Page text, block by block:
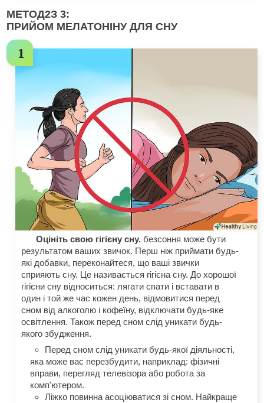
МЕТОД2З 3:
ПРИЙОМ МЕЛАТОНІНУ ДЛЯ СНУ
Оцініть свою гігієну сну. безсоння може бути
результатом ваших звичок. Перш ніж приймати будь-
які добавки, переконайтеся, що ваші звички
сприяють сну. Це називається гігієна сну. До хорошої
гігієни сну відноситься: лягати спати і вставати в
один і той же час кожен день, відмовитися перед
сном від алкоголю і кофеїну, відключати будь-яке
освітлення. Також перед сном слід уникати будь-
якого збудження.
Перед сном слід уникати будь-якої діяльності,
яка може вас перезбудити, наприклад: фізичні
вправи, перегляд телевізора або робота за
комп'ютером.
Ліжко повинна асоціюватися зі сном. Найкраще